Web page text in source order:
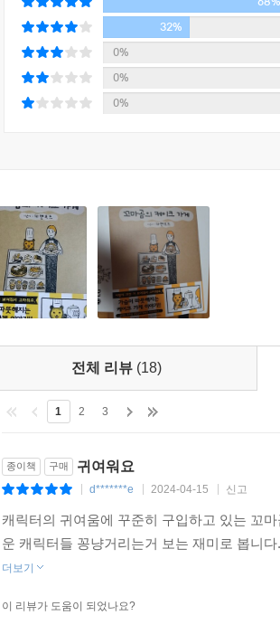
32%
0%
0%
0%
전체 리뷰 (18)
1 2 3
종이책 구매 귀여워요
d*******e 2024-04-15 신고
캐릭터의 귀여움에 꾸준히 구입하고 있는 꼬
운 캐릭터들 꽁냥거리는거 보는 재미로 봅니
더보기
이 리뷰가 도움이 되었나요?